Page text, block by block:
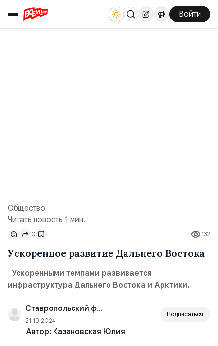
Войти
Общество
Читать новость 1 мин.
132
0
Ускоренное развитие Дальнего Востока
Ускоренными темпами развивается
инфраструктура Дальнего Востока и Арктики.
Ставропольский филиал РАНХиГС
21.10.2024
Подписаться
Автор: Казановская Юлия